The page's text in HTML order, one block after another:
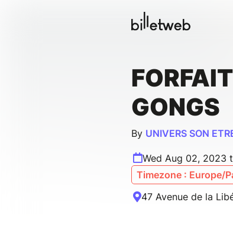
GONGS
By UNIVERS SON
Wed Aug 02, 2023
Timezone : Europe/
47 Avenue de la